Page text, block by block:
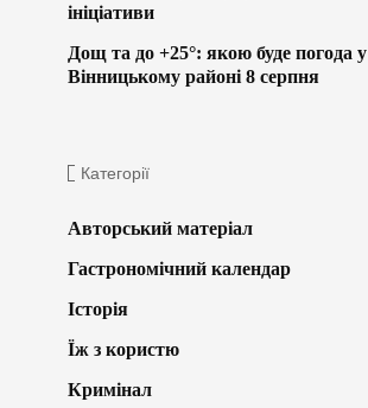
ініціативи
Дощ та до +25°: якою буде погода у
Вінницькому районі 8 серпня
Категорії
Авторський матеріал
Гастрономічний календар
Історія
Їж з користю
Кримінал